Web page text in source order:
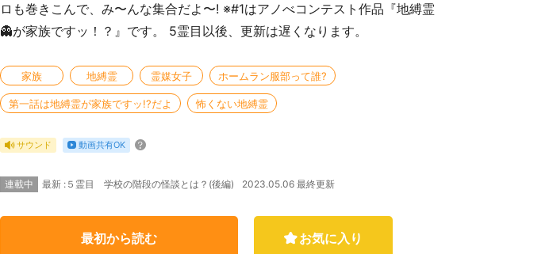
ロも巻きこんで、み〜んな集合だよ〜! ※#1はアノべコンテスト作品『地縛霊
👻が家族ですッ！？』です。 5霊目以後、更新は遅くなります。
家族 地縛霊 霊媒女子 ホームラン服部って誰?
第一話は地縛霊が家族ですッ!?だよ 怖くない地縛霊
サウンド 動画共有OK
連載中 最新 :５霊目 学校の階段の怪談とは？(後編) 2023.05.06 最終更新
最初から読む お気に入り